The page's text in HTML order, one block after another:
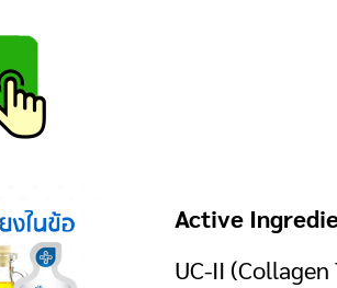
Active
UC-II